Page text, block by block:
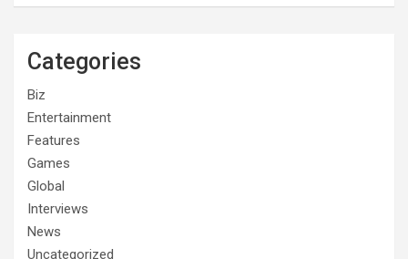
Categories
Biz
Entertainment
Features
Games
Global
Interviews
News
Uncategorized